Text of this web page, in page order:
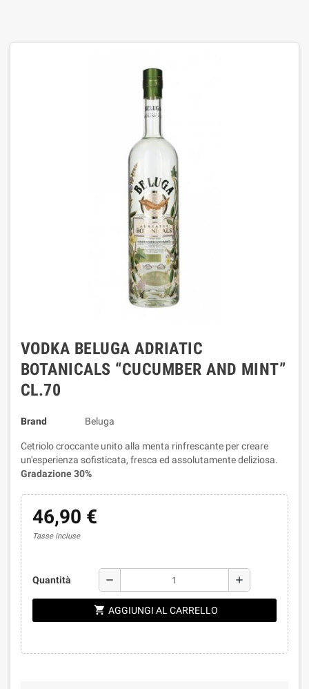
VODKA BELUGA ADRIATIC
BOTANICALS “CUCUMBER AND MINT”
CL.70
Brand Beluga
Cetriolo croccante unito alla menta rinfrescante per creare
un'esperienza sofisticata, fresca ed assolutamente deliziosa.
Gradazione 30%
46,90 €
Tasse incluse
Quantità remove add
shopping_cart AGGIUNGI AL CARRELLO